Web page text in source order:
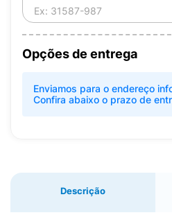
Opções de entrega
Enviamos para o endereço
Confira abaixo o prazo de
Descrição